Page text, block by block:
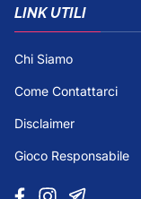
LINK UTILI
Chi Siamo
Come Contattarci
Disclaimer
Gioco Responsabile